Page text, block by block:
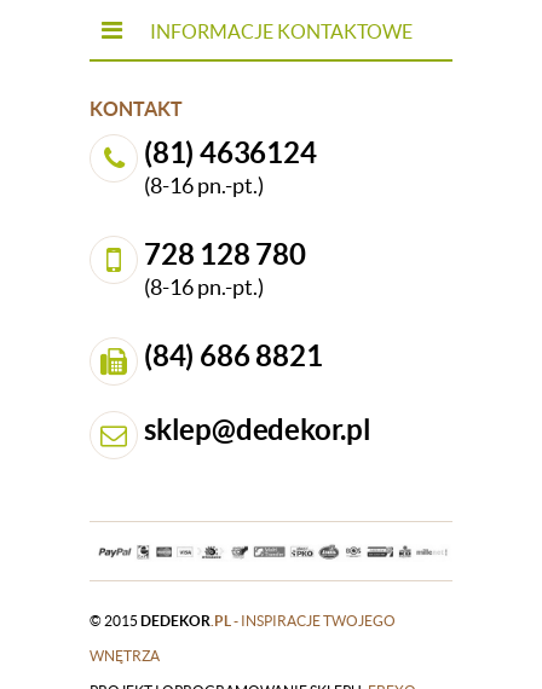
INFORMACJE KONTAKTOWE
KONTAKT
(81) 4636124
(8-16 pn.-pt.)
728 128 780
(8-16 pn.-pt.)
(84) 686 8821
sklep@dedekor.pl
© 2015 DEDEKOR .PL - INSPIRACJE TWOJEGO
WNĘTRZA